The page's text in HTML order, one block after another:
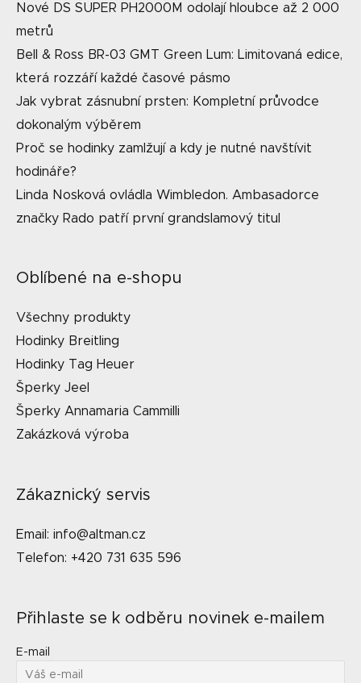
Nové DS SUPER PH2000M odolají hloubce až 2 000
metrů
Bell & Ross BR-03 GMT Green Lum: Limitovaná edice,
která rozzáří každé časové pásmo
Jak vybrat zásnubní prsten: Kompletní průvodce
dokonalým výběrem
Proč se hodinky zamlžují a kdy je nutné navštívit
hodináře?
Linda Nosková ovládla Wimbledon. Ambasadorce
značky Rado patří první grandslamový titul
Oblíbené na e-shopu
Všechny produkty
Hodinky Breitling
Hodinky Tag Heuer
Šperky Jeel
Šperky Annamaria Cammilli
Zakázková výroba
Zákaznický servis
Email: info@altman.cz
Telefon: +420 731 635 596
Přihlaste se k odběru novinek e-mailem
E-mail